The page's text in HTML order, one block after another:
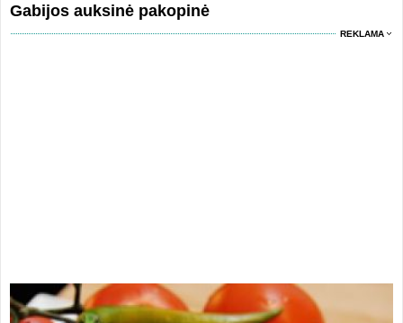
Gabijos auksinė pakopinė
REKLAMA